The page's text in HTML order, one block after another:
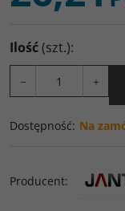
Ilość(szt.):
− +
Dostępność: Na
Producent: